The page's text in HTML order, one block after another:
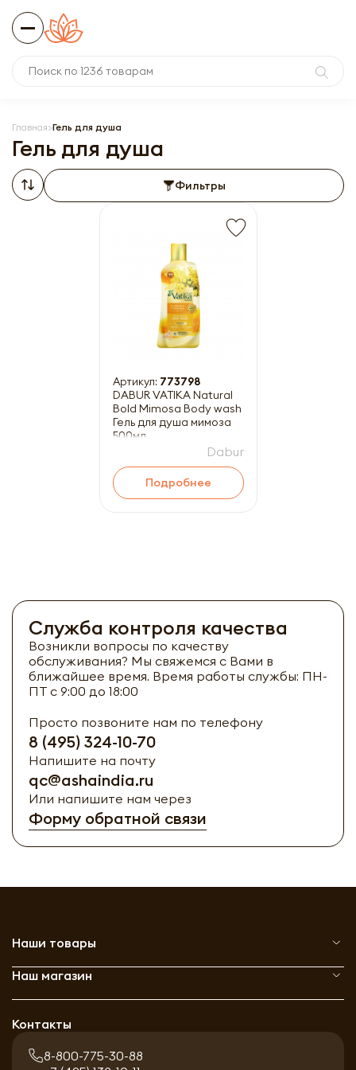
Главная Гель для душа
Гель для душа
Фильтры
Артикул: 773798
DABUR VATIKA Natural
Bold Mimosa Body wash
Гель для душа мимоза
500мл
Dabur
Подробнее
Служба контроля качества
Возникли вопросы по качеству
обслуживания? Мы свяжемся с Вами в
ближайшее время. Время работы службы: ПН-
ПТ с 9:00 до 18:00
Просто позвоните нам по телефону
8 (495) 324-10-70
Напишите на почту
qc@ashaindia.ru
Или напишите нам через
Форму обратной связи
Наши товары
Наш магазин
Контакты
8-800-775-30-88